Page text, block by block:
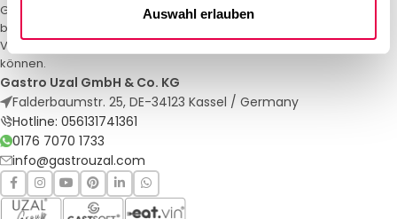
Auswahl erlauben
Gastro Uzal – Ihr Spezialist für Gastronomiemöbel und -textilien. Wir
bieten maßgeschneiderte Lösungen für Restaurants, Hotels und
Veranstaltungen. Qualität und Service, auf die Sie sich verlassen
können.
Gastro Uzal GmbH & Co. KG
Falderbaumstr. 25, DE-34123 Kassel / Germany
Hotline: 056131741361
0176 7070 1733
info@gastrouzal.com